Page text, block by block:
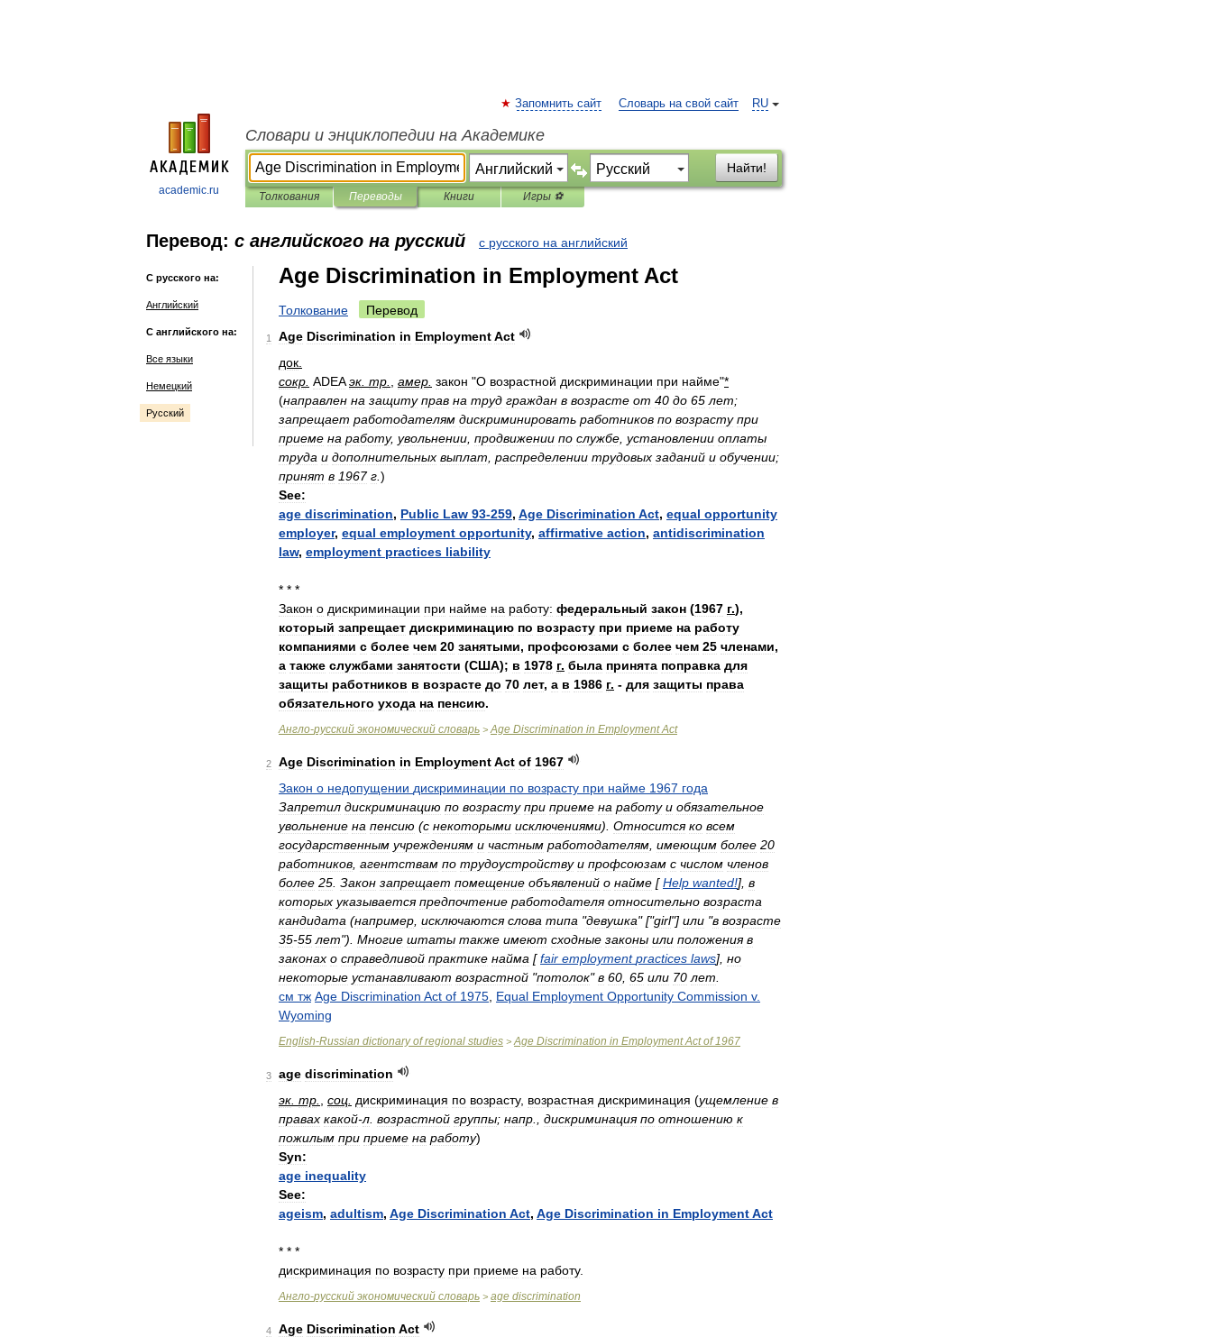
academic.ru
RU
Запомнить сайт Словарь на свой сайт
Словари и энциклопедии на Академике
Найти!
Толкования Переводы Книги Игры ⚽
Перевод: с английского на русский с русского на английский
С русского на:
Английский
С английского на:
Все языки
Немецкий
Русский
Age Discrimination in Employment Act
Толкование Перевод
1 Age Discrimination in EmploymentAct
док
сокр ADEA эк тр амер закон "О возрастной дискриминации при найме"*
(направлен на защиту прав на труд граждан в возрасте от 40 до 65 лет;
запрещает работодателям дискриминировать работников по возрасту при
приеме на работу, увольнении продвижении по службе установлении оплаты
труда и дополнительных выплат распределении трудовых заданий и обучении;
принят в 1967 г )
See:
age discrimination, Public Law 93-259, Age Discrimination Act, equal opportunity
employer, equal employment opportunity, affirmative action, antidiscrimination
law, employment practices liability
* * *
Закон о дискриминации при найме на работу: федеральный закон (1967 г.),
который запрещает дискриминацию по возрасту при приеме на работу
компаниями с более чем 20 занятыми, профсоюзами с более чем 25 членами,
а также службами занятости (США); в 1978 г. была принята поправка для
защиты работников в возрасте до 70 лет, а в 1986 г. - для защиты права
обязательного ухода на пенсию.
Англо-русский экономический словарь > Age Discrimination in Employment Act
2 Age Discrimination in EmploymentAct of 1967
Закон о недопущении дискриминации по возрасту при найме 1967 года
Запретил дискриминацию по возрасту при приеме на работу и обязательное
увольнение на пенсию (с некоторыми исключениями). Относится ко всем
государственным учреждениям и частным работодателям имеющим более 20
работников агентствам по трудоустройству и профсоюзам с числом членов
более 25 Закон запрещает помещение объявлений о найме [Help wanted!], в
которых указывается предпочтение работодателя относительно возраста
кандидата (например исключаются слова типа "девушка" ["girl"] или "в возрасте
35-55 лет"). Многие штаты также имеют сходные законы или положения в
законах о справедливой практике найма [fair employment practices laws], но
некоторые устанавливают возрастной "потолок"в 60 65 или 70 лет
см тж Age Discrimination Act of 1975 Equal Employment Opportunity Commission v.
Wyoming
English-Russian dictionary of regional studies > Age Discrimination in Employment Act of 1967
3 age discrimination
эк тр соц дискриминация по возрасту, возрастная дискриминация (ущемление в
правах какой-л возрастной группы; напр дискриминация по отношению к
пожилым при приеме на работу)
Syn:
age inequality
See:
ageism, adultism, Age Discrimination Act, Age Discrimination in EmploymentAct
* * *
дискриминация по возрасту при приеме на работу.
Англо-русский экономический словарь > age discrimination
4 Age Discrimination Act